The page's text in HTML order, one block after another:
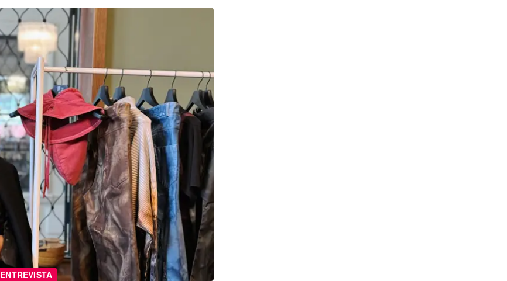
ENTREVISTA